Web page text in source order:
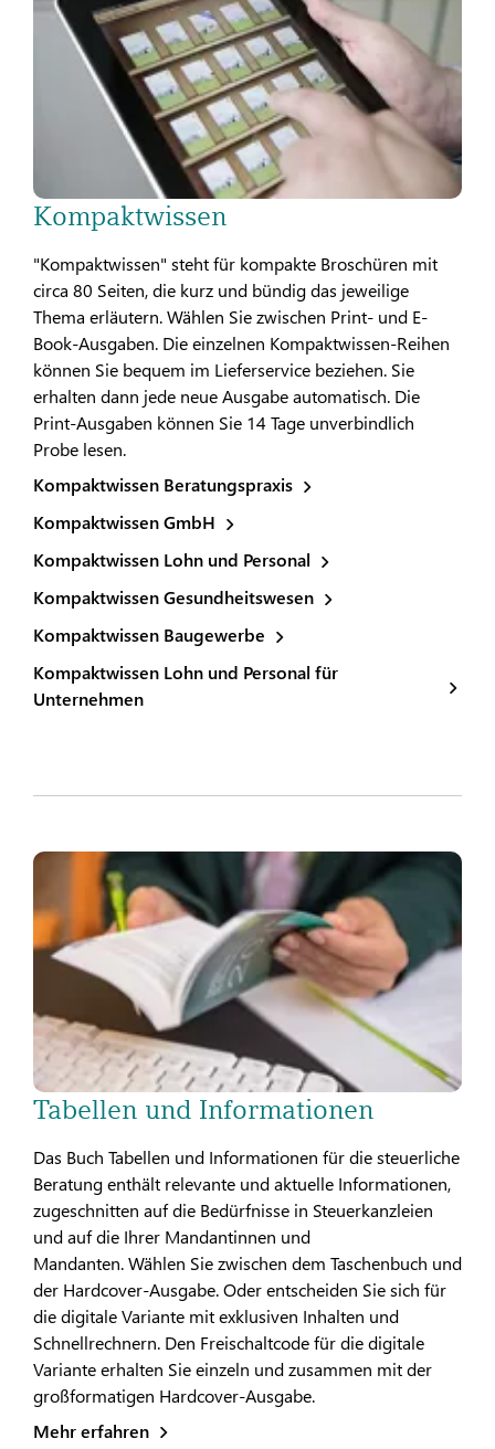
Kompaktwissen
"Kompaktwissen" steht für kompakte Broschüren mit
circa 80 Seiten, die kurz und bündig das jeweilige
Thema erläutern. Wählen Sie zwischen Print- und E-
Book-Ausgaben. Die einzelnen Kompaktwissen-Reihen
können Sie bequem im Lieferservice beziehen. Sie
erhalten dann jede neue Ausgabe automatisch. Die
Print-Ausgaben können Sie 14 Tage unverbindlich
Probe lesen.
Kompaktwissen Beratungspraxis
Kompaktwissen GmbH
Kompaktwissen Lohn und Personal
Kompaktwissen Gesundheitswesen
Kompaktwissen Baugewerbe
Kompaktwissen Lohn und Personal für
Unternehmen
Tabellen und Informationen
Das Buch Tabellen und Informationen für die steuerliche
Beratung enthält relevante und aktuelle Informationen,
zugeschnitten auf die Bedürfnisse in Steuerkanzleien
und auf die Ihrer Mandantinnen und
Mandanten. Wählen Sie zwischen dem Taschenbuch und
der Hardcover-Ausgabe. Oder entscheiden Sie sich für
die digitale Variante mit exklusiven Inhalten und
Schnellrechnern. Den Freischaltcode für die digitale
Variante erhalten Sie einzeln und zusammen mit der
großformatigen Hardcover-Ausgabe.
Mehr erfahren